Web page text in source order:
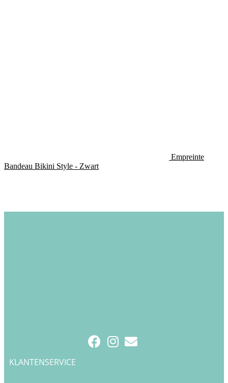
Empreinte
Bandeau Bikini Style - Zwart
KLANTENSERVICE